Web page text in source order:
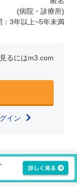
(病院・診療所)
：3年以上~5年未満
るにはm3.com
イン